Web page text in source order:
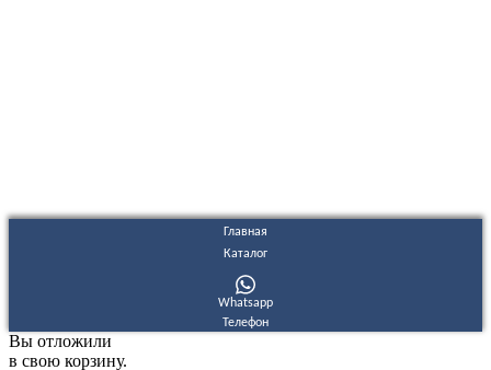
Главная
Каталог
Whatsapp
Телефон
Вы отложили
в свою корзину.